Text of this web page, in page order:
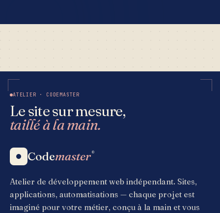
ATELIER · CODEMASTER
Le site sur mesure,
taillé à la main.
Codemaster®
Atelier de développement web indépendant. Sites,
applications, automatisations — chaque projet est
imaginé pour votre métier, conçu à la main et vous